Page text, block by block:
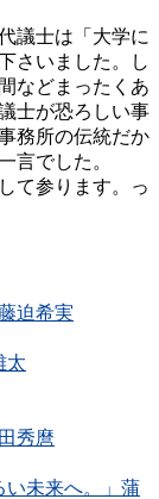
議士は「大学に
さいました。し
などまったくあ
士が恐ろしい事
務所の伝統だか
言でした。
て参ります。っ
迫希実
太
秀麿
い未来へ。」蒲